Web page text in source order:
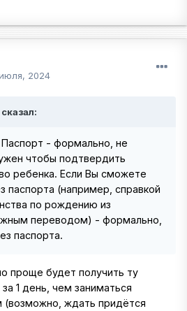
2024
- формально, не
чтобы подтвердить
ребенка. Если Вы сможете
паспорта (например, справкой
по рождению из
переводом) - формально,
паспорта.
проще будет получить ту
1 день, чем заниматься
ждать придётся